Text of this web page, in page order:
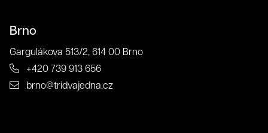
Brno
Gargulákova 513/2, 614 00 Brno
+420 739 913 656
brno@tridvajedna.cz